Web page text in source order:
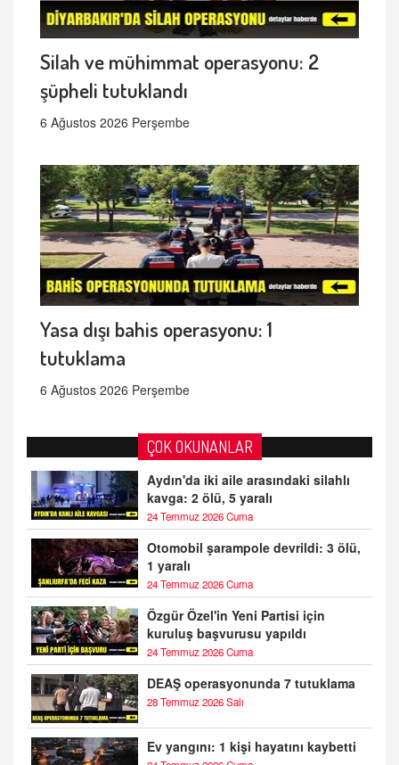
Silah ve mühimmat operasyonu: 2
şüpheli tutuklandı
6 Ağustos 2026 Perşembe
Yasa dışı bahis operasyonu: 1
tutuklama
6 Ağustos 2026 Perşembe
ÇOK OKUNANLAR
Aydın'da iki aile arasındaki silahlı
kavga: 2 ölü, 5 yaralı
24 Temmuz 2026 Cuma
Otomobil şarampole devrildi: 3 ölü,
1 yaralı
24 Temmuz 2026 Cuma
Özgür Özel'in Yeni Partisi için
kuruluş başvurusu yapıldı
24 Temmuz 2026 Cuma
DEAŞ operasyonunda 7 tutuklama
28 Temmuz 2026 Salı
Ev yangını: 1 kişi hayatını kaybetti